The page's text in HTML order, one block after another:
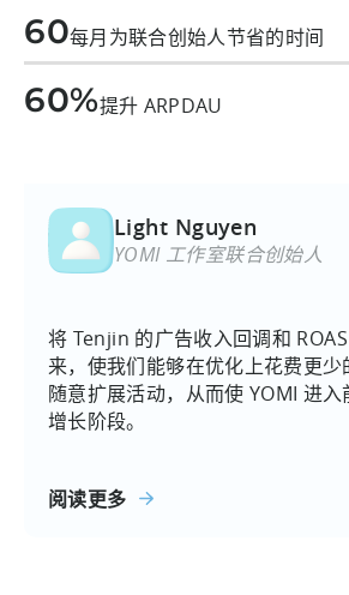
60每月为联合创始人节省的时间
60%提升 ARPDAU
Light Nguyen
YOMI 工作室联合创始人
将 Tenjin 的广告收入回调和
来，使我们能够在优化上花费更
随意扩展活动，从而使 YOMI 进
增长阶段。
阅读更多